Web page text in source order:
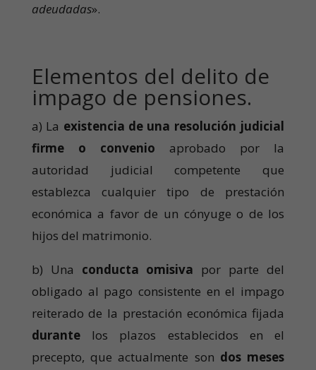
adeudadas».
Elementos del delito de
impago de pensiones.
a) La existencia de una resolución judicial
firme o convenio aprobado por la
autoridad judicial competente que
establezca cualquier tipo de prestación
económica a favor de un cónyuge o de los
hijos del matrimonio.
b) Una conducta omisiva por parte del
obligado al pago consistente en el impago
reiterado de la prestación económica fijada
durantelos plazos establecidos en el
precepto, que actualmente son dos meses